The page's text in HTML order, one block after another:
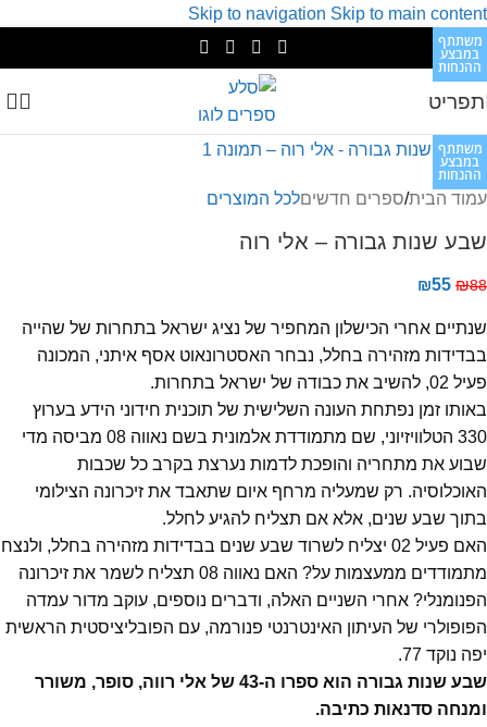
Skip to navigation Skip to main content
תפריט
משתתף
במבצע
ההנחות
עמוד הבית/ספרים חדשיםלכל המוצרים
שבע שנות גבורה – אלי רוה
₪88
₪55
שנתיים אחרי הכישלון המחפיר של נציג ישראל בתחרות של שהייה
בבדידות מזהירה בחלל, נבחר האסטרונאוט אסף איתני, המכונה
פעיל 02, להשיב את כבודה של ישראל בתחרות.
באותו זמן נפתחת העונה השלישית של תוכנית חידוני הידע בערוץ
330 הטלוויזיוני, שם מתמודדת אלמונית בשם נאווה 08 מביסה מדי
שבוע את מתחריה והופכת לדמות נערצת בקרב כל שכבות
האוכלוסיה. רק שמעליה מרחף איום שתאבד את זיכרונה הצילומי
בתוך שבע שנים, אלא אם תצליח להגיע לחלל.
האם פעיל 02 יצליח לשרוד שבע שנים בבדידות מזהירה בחלל, ולנצח
מתמודדים ממעצמות על? האם נאווה 08 תצליח לשמר את זיכרונה
הפנומנלי? אחרי השניים האלה, ודברים נוספים, עוקב מדור עמדה
הפופולרי של העיתון האינטרנטי פנורמה, עם הפובליציסטית הראשית
יפה נוקד 77.
שבע שנות גבורה הוא ספרו ה-43 של אלי רווה, סופר, משורר
ומנחה סדנאות כתיבה.
משתתף
במבצע
ההנחות
משתתף
במבצע
ההנחות
משתתף
במבצע
ההנחות
משתתף
במבצע
ההנחות
משתתף
במבצע
ההנחות
משתתף
במבצע
ההנחות
משתתף
במבצע
ההנחות
משתתף
במבצע
ההנחות